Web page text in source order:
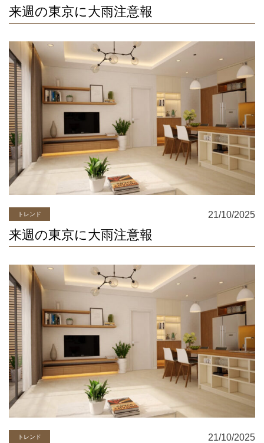
来週の東京に大雨注意報
トレンド
来週の東京に大雨注意報
21/10/2025
トレンド 21/10/2025